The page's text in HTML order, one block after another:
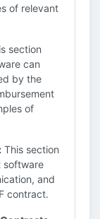
of relevant
section
can
by the
of
This section
software
and
contract.